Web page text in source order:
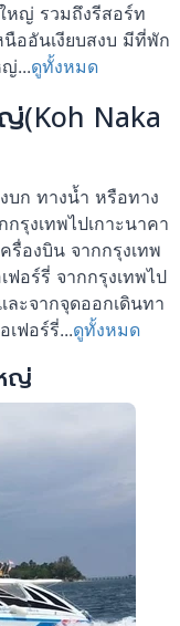
หญ่ รวมถึงรีสอร์ท
นืออันเงียบสงบ มีที่พัก
...ดูทั้งหมด
(Koh Naka
บก ทางน้ำ หรือทาง
รุงเทพไปเกาะนาคา
รื่องบิน จากกรุงเทพ
ฟอร์รี่ จากกรุงเทพไป
ละจากจุดออกเดินทา
เฟอร์รี่...ดูทั้งหมด
ญ่